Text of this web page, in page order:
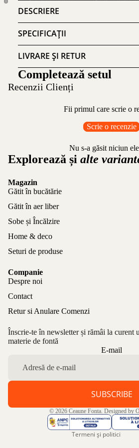
DESCRIERE
SPECIFICAȚII
LIVRARE ȘI RETUR
Completează setul
Recenzii Clienți
Fii primul care scrie o
Scrie o recenzie
Nu s-a găsit niciun
Explorează și alte
Magazin
Gătit în bucătărie
Gătit în aer liber
Sobe și Încălzire
Home & deco
Seturi de produse
Companie
Despre noi
Contact
Retur si Anulare Comenzi
Înscrie-te în newsletter și rămâi la curent
materie de fontă
E-mail
SUBSCRIBE
© 2026 Ceaune Fonta. Designed by
Termeni și politici
Politica de confidențialitate
Aviz legal